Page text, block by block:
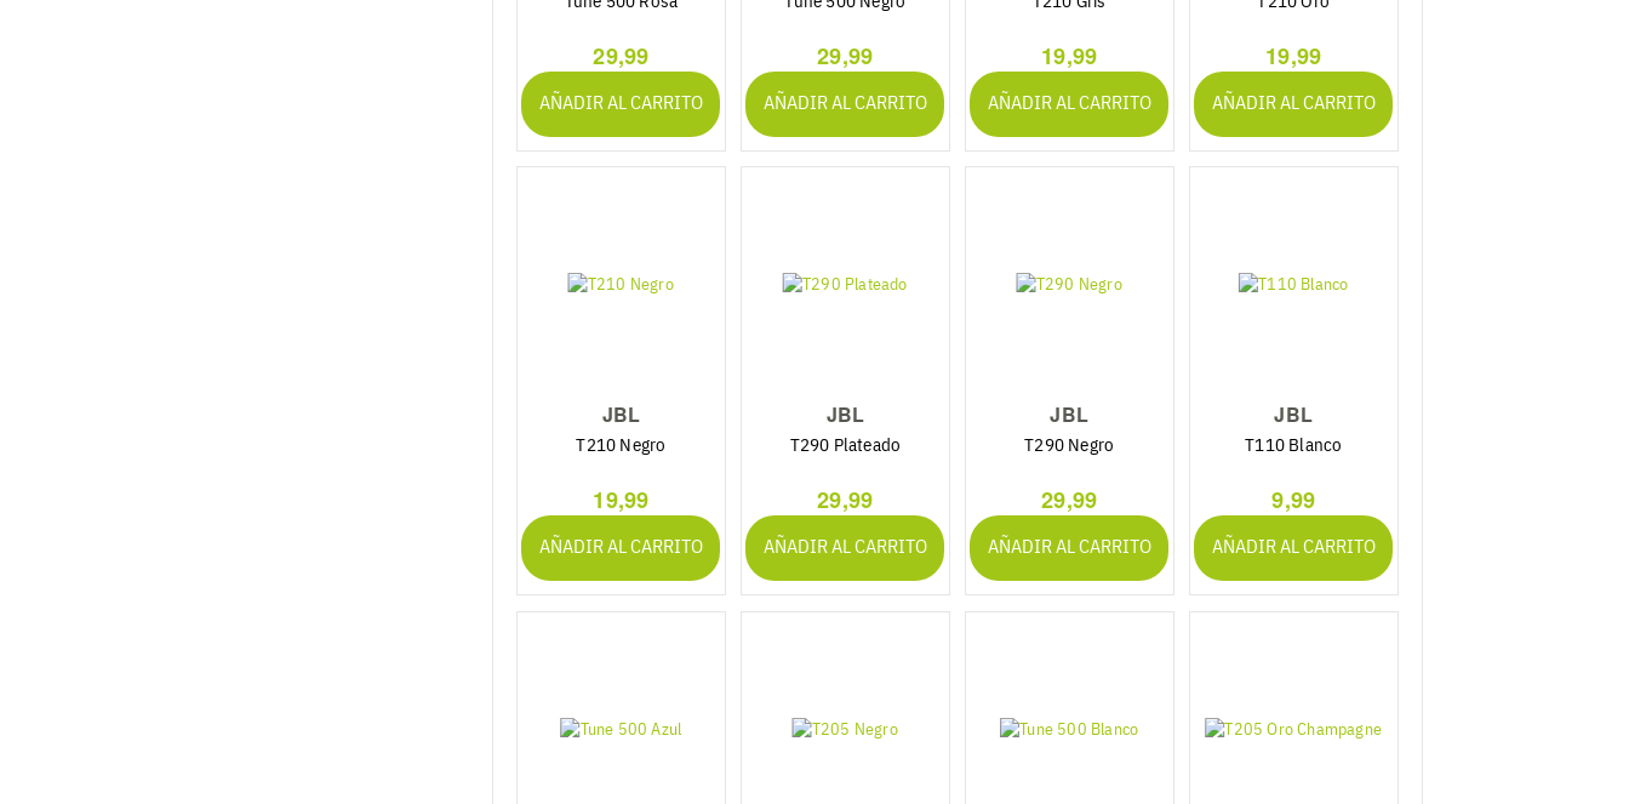
29,99
AÑADIR AL CARRITO
29,99
AÑADIR AL CARRITO
19,99
AÑADIR AL CARRITO
19,99
AÑADIR AL CARRITO
JBL
T210 Negro
19,99
AÑADIR AL CARRITO
JBL
T290 Plateado
29,99
AÑADIR AL CARRITO
JBL
T290 Negro
29,99
AÑADIR AL CARRITO
JBL
T110 Blanco
9,99
AÑADIR AL CARRITO